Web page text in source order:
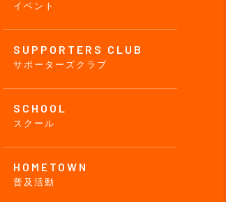
イベント
SUPPORTERS CLUB
サポーターズクラブ
SCHOOL
スクール
HOMETOWN
普及活動